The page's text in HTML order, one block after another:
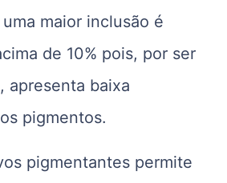
maior inclusão é
de 10% pois, por ser
apresenta baixa
pigmentos.
pigmentantes permite